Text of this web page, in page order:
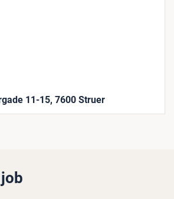
11-15, 7600 Struer